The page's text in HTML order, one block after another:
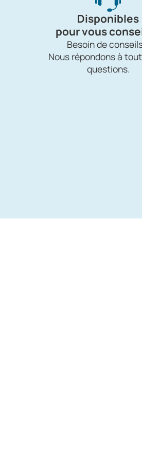
Disponibles
pour vous
Besoin de
Nous répondons à
questions.